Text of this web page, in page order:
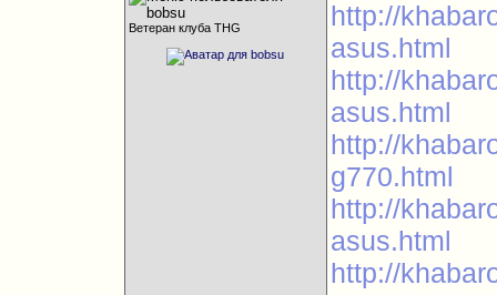
Ветеран клуба THG
http://
asus.html
http://
asus.html
http://
g770.html
http://
asus.html
http://